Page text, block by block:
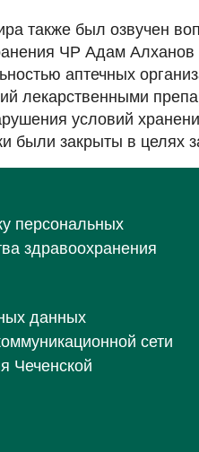
также был озвучен
ЧР Адам Алханов
аптечных
лекарственными
условий
были закрыты в целях
персональных
здравоохранения
данных
сети
Чеченской